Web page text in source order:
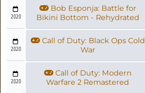
2020
Bob Esponja: Battle for
Bikini Bottom - Rehydrated
2020
Call of Duty: Black Ops Cold
War
2020
Call of Duty: Modern
Warfare 2 Remastered